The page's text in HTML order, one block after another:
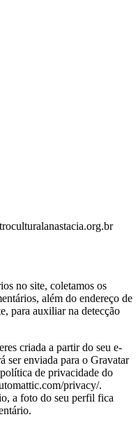
no site, coletamos os
além do endereço de
para auxiliar na detecção
criada a partir do seu e-
ser enviada para o Gravatar
de privacidade do
privacy/.
a foto do seu perfil fica